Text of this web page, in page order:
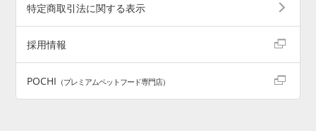
特定商取引法に関する表示
採用情報
POCHI （プレミアムペットフード専門店）